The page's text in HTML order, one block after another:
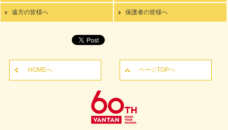
遠方の皆様へ 保護者の皆様へ
HOMEへ ページTOPへ